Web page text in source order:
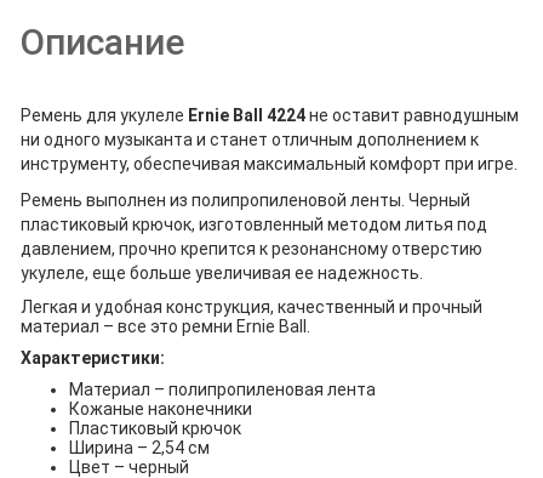
Описание
Ремень для укулеле Ernie Ball 4224 не оставит равнодушным
ни одного музыканта и станет отличным дополнением к
инструменту, обеспечивая максимальный комфорт при игре.
Ремень выполнен из полипропиленовой ленты. Черный
пластиковый крючок, изготовленный методом литья под
давлением, прочно крепится к резонансному отверстию
укулеле, еще больше увеличивая ее надежность.
Легкая и удобная конструкция, качественный и прочный
материал – все это ремни Ernie Ball.
Характеристики:
Материал – полипропиленовая лента
Кожаные наконечники
Пластиковый крючок
Ширина – 2,54 см
Цвет – черный